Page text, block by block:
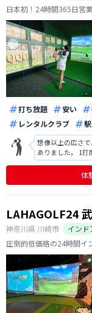
日本初！24時間365日営
打ち放題 安い
レンタルクラブ
想像以上の広さ
ありました。 1
入会を見送りま
体
LAHAGOLF24
神奈川県 川崎市
インド
圧倒的低価格の24時間イ